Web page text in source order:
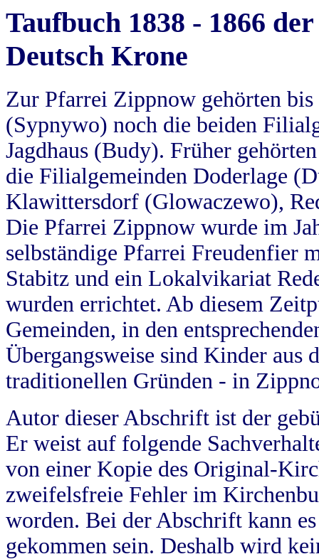
Taufbuch 1838 - 1866
Deutsch Krone
Zur Pfarrei Zippnow gehörten
(Sypnywo) noch die beiden
Jagdhaus (Budy). Früher
die Filialgemeinden Doderlage
Klawittersdorf (Glowaczewo),
Die Pfarrei Zippnow wurde im
selbständige Pfarrei Freudenfier
Stabitz und ein Lokalvikariat
wurden errichtet. Ab diesem
Gemeinden, in den
Übergangsweise sind Kinder aus
traditionellen Gründen - in
Autor dieser Abschrift ist der
Er weist auf folgende
von einer Kopie des Original-
zweifelsfreie Fehler im
worden. Bei der Abschrift kann
gekommen sein. Deshalb wird